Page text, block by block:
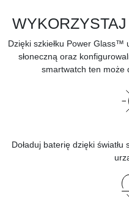
Dzięki szkiełku Power Glass™
słoneczną oraz
smartwatch ten może
Doładuj baterię dzięki światłu